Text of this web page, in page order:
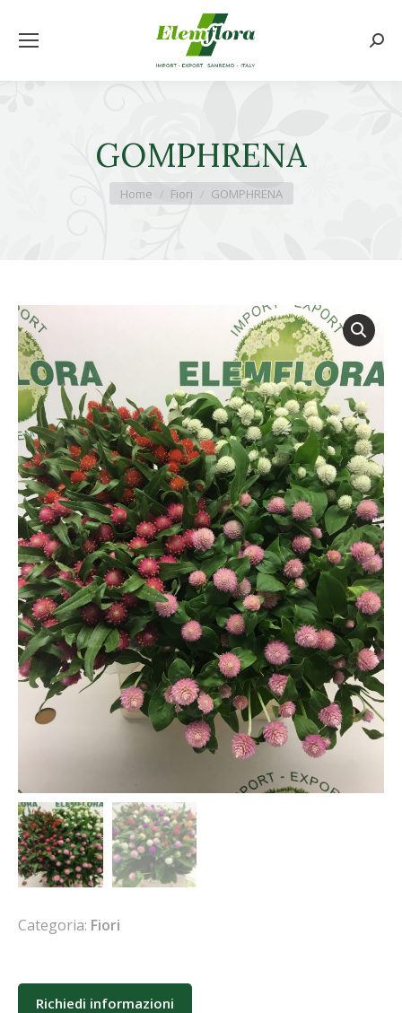
GOMPHRENA
Tu sei qui:
Home Fiori GOMPHRENA
Categoria: Fiori
Richiedi informazioni